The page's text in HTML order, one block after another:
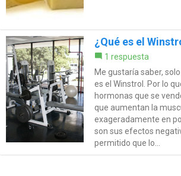
¿Qué es el
1 respuesta
Me gustaría saber,
es el Winstrol. Por lo
hormonas que se
que aumentan la
exageradamente en
son sus efectos
permitido que lo...